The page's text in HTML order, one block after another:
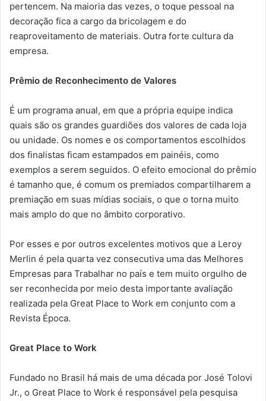
pertencem. Na maioria das vezes, o toque pessoal na
decoração fica a cargo da bricolagem e do
reaproveitamento de materiais. Outra forte cultura da
empresa.
Prêmio de Reconhecimento de Valores
É um programa anual, em que a própria equipe indica
quais são os grandes guardiões dos valores de cada loja
ou unidade. Os nomes e os comportamentos escolhidos
dos finalistas ficam estampados em painéis, como
exemplos a serem seguidos. O efeito emocional do prêmio
é tamanho que, é comum os premiados compartilharem a
premiação em suas mídias sociais, o que o torna muito
mais amplo do que no âmbito corporativo.
Por esses e por outros excelentes motivos que a Leroy
Merlin é pela quarta vez consecutiva uma das Melhores
Empresas para Trabalhar no país e tem muito orgulho de
ser reconhecida por meio desta importante avaliação
realizada pela Great Place to Work em conjunto com a
Revista Época.
Great Place to Work
Fundado no Brasil há mais de uma década por José Tolovi
Jr., o Great Place to Work é responsável pela pesquisa